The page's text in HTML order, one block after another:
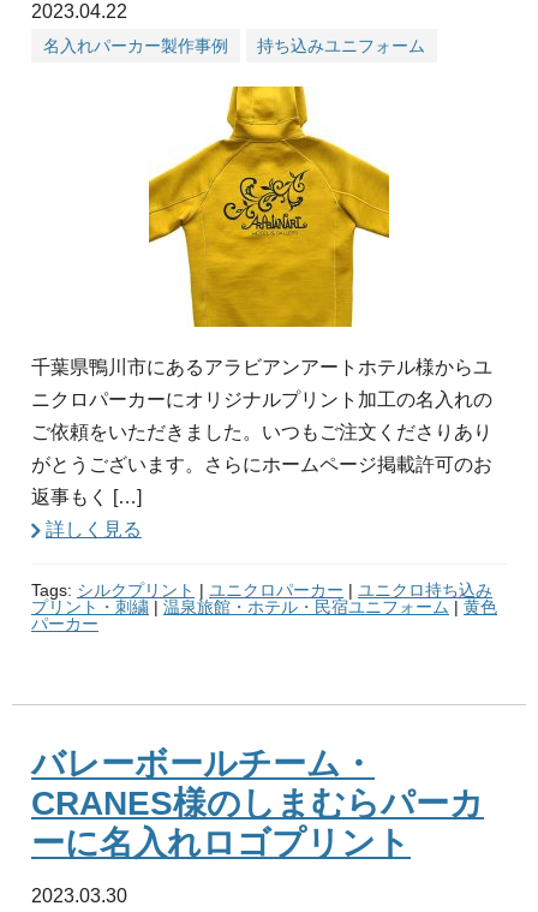
2023.04.22
名入れパーカー製作事例 持ち込みユニフォーム
千葉県鴨川市にあるアラビアンアートホテル様からユ
ニクロパーカーにオリジナルプリント加工の名入れの
ご依頼をいただきました。いつもご注文くださりあり
がとうございます。さらにホームページ掲載許可のお
返事もく […]
詳しく見る
Tags: シルクプリント | ユニクロパーカー | ユニクロ持ち込み
プリント・刺繍 | 温泉旅館・ホテル・民宿ユニフォーム | 黄色
パーカー
バレーボールチーム・
CRANES様のしまむらパーカ
ーに名入れロゴプリント
2023.03.30